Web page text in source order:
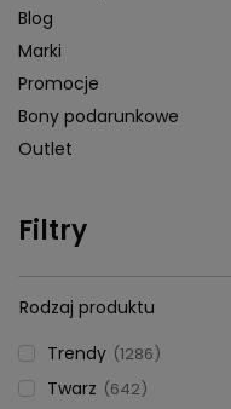
Blog
Marki
Promocje
Bony podarunkowe
Outlet
Filtry
Rodzaj produktu
Trendy 1286
Twarz 642